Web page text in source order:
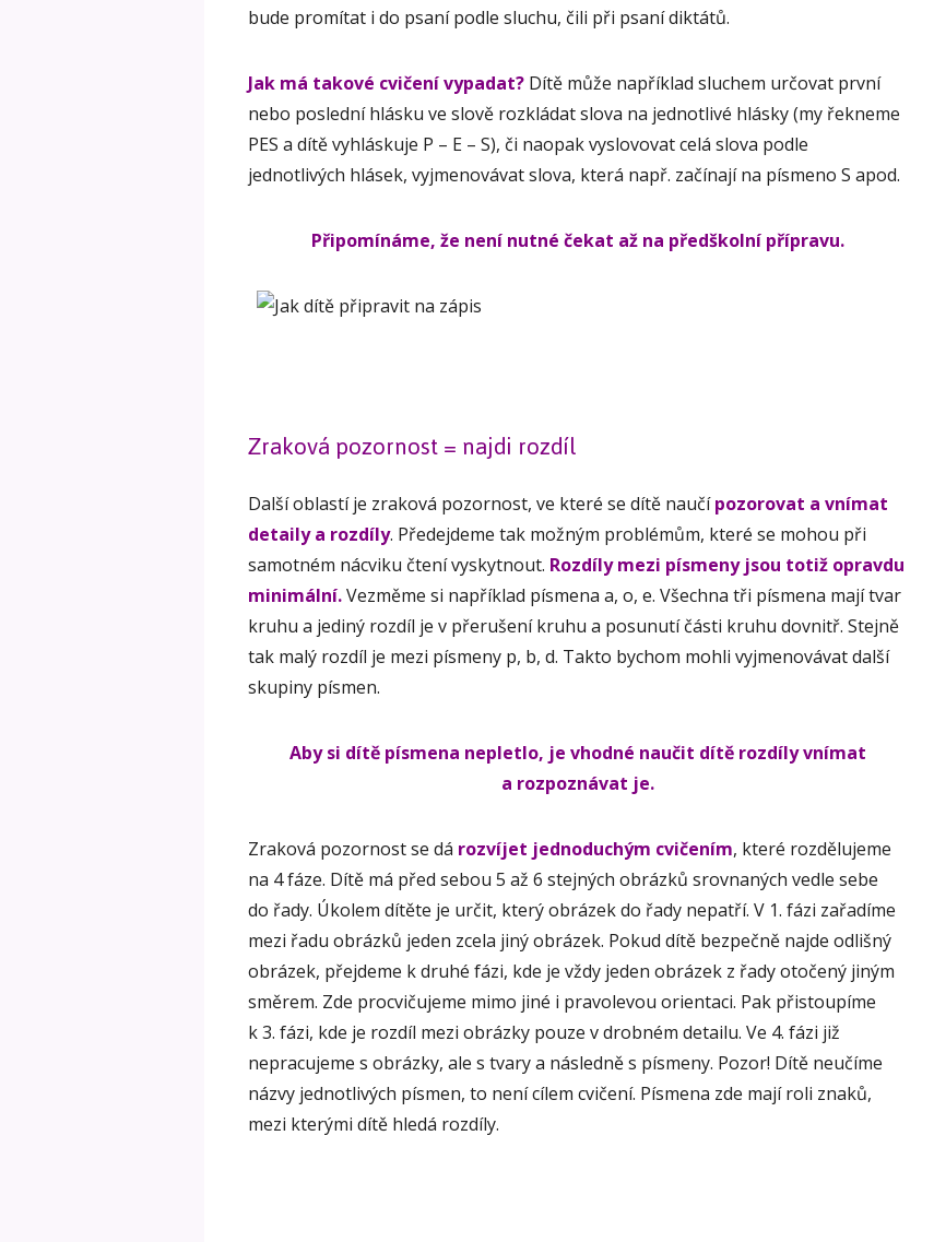
bude promítat i do psaní podle sluchu, čili při psaní diktátů.
Jak má takové cvičení vypadat? Dítě může například sluchem určovat první
nebo poslední hlásku ve slově rozkládat slova na jednotlivé hlásky (my řekneme
PES a dítě vyhláskuje P – E – S), či naopak vyslovovat celá slova podle
jednotlivých hlásek, vyjmenovávat slova, která např. začínají na písmeno S apod.
Připomínáme, že není nutné čekat až na předškolní přípravu.
Zraková pozornost = najdi rozdíl
Další oblastí je zraková pozornost, ve které se dítě naučípozorovat a vnímat
detaily a rozdíly. Předejdeme tak možným problémům, které se mohou při
samotném nácviku čtení vyskytnout. Rozdíly mezi písmeny jsou totiž opravdu
minimální.Vezměme si například písmena a, o, e. Všechna tři písmena mají tvar
kruhu a jediný rozdíl je v přerušení kruhu a posunutí části kruhu dovnitř. Stejně
tak malý rozdíl je mezi písmeny p, b, d. Takto bychom mohli vyjmenovávat další
skupiny písmen.
Aby si dítě písmena nepletlo, je vhodné naučit dítě rozdíly vnímat
a rozpoznávat je.
Zraková pozornost se dá rozvíjet jednoduchým cvičením, které rozdělujeme
na 4 fáze. Dítě má před sebou 5 až 6 stejných obrázků srovnaných vedle sebe
do řady. Úkolem dítěte je určit, který obrázek do řady nepatří. V 1. fázi zařadíme
mezi řadu obrázků jeden zcela jiný obrázek. Pokud dítě bezpečně najde odlišný
obrázek, přejdeme k druhé fázi, kde je vždy jeden obrázek z řady otočený jiným
směrem. Zde procvičujeme mimo jiné i pravolevou orientaci. Pak přistoupíme
k 3. fázi, kde je rozdíl mezi obrázky pouze v drobném detailu. Ve 4. fázi již
nepracujeme s obrázky, ale s tvary a následně s písmeny. Pozor! Dítě neučíme
názvy jednotlivých písmen, to není cílem cvičení. Písmena zde mají roli znaků,
mezi kterými dítě hledá rozdíly.